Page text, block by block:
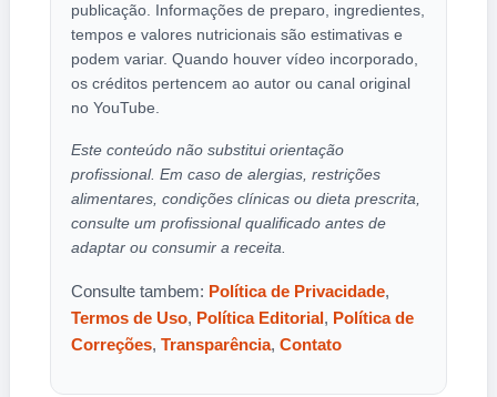
publicação. Informações de preparo, ingredientes,
tempos e valores nutricionais são estimativas e
podem variar. Quando houver vídeo incorporado,
os créditos pertencem ao autor ou canal original
no YouTube.
Este conteúdo não substitui orientação
profissional. Em caso de alergias, restrições
alimentares, condições clínicas ou dieta prescrita,
consulte um profissional qualificado antes de
adaptar ou consumir a receita.
Consulte tambem: Política de Privacidade,
Termos de Uso, Política Editorial, Política de
Correções, Transparência, Contato